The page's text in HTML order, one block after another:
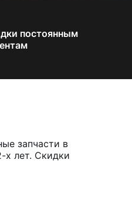
постоянным
запчасти в
х лет. Скидки